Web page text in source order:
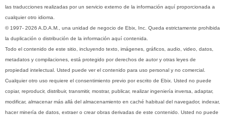
las traducciones realizadas por un servicio externo de la información aquí proporcionada a
cualquier otro idioma.
© 1997- 2026 A.D.A.M., una unidad de negocio de Ebix, Inc. Queda estrictamente prohibida
la duplicación o distribución de la información aquí contenida.
Todo el contenido de este sitio, incluyendo texto, imágenes, gráficos, audio, video, datos,
metadatos y compilaciones, está protegido por derechos de autor y otras leyes de
propiedad intelectual. Usted puede ver el contenido para uso personal y no comercial.
Cualquier otro uso requiere el consentimiento previo por escrito de Ebix. Usted no puede
copiar, reproducir, distribuir, transmitir, mostrar, publicar, realizar ingeniería inversa, adaptar,
modificar, almacenar más allá del almacenamiento en caché habitual del navegador, indexar,
hacer minería de datos, extraer o crear obras derivadas de este contenido. Usted no puede